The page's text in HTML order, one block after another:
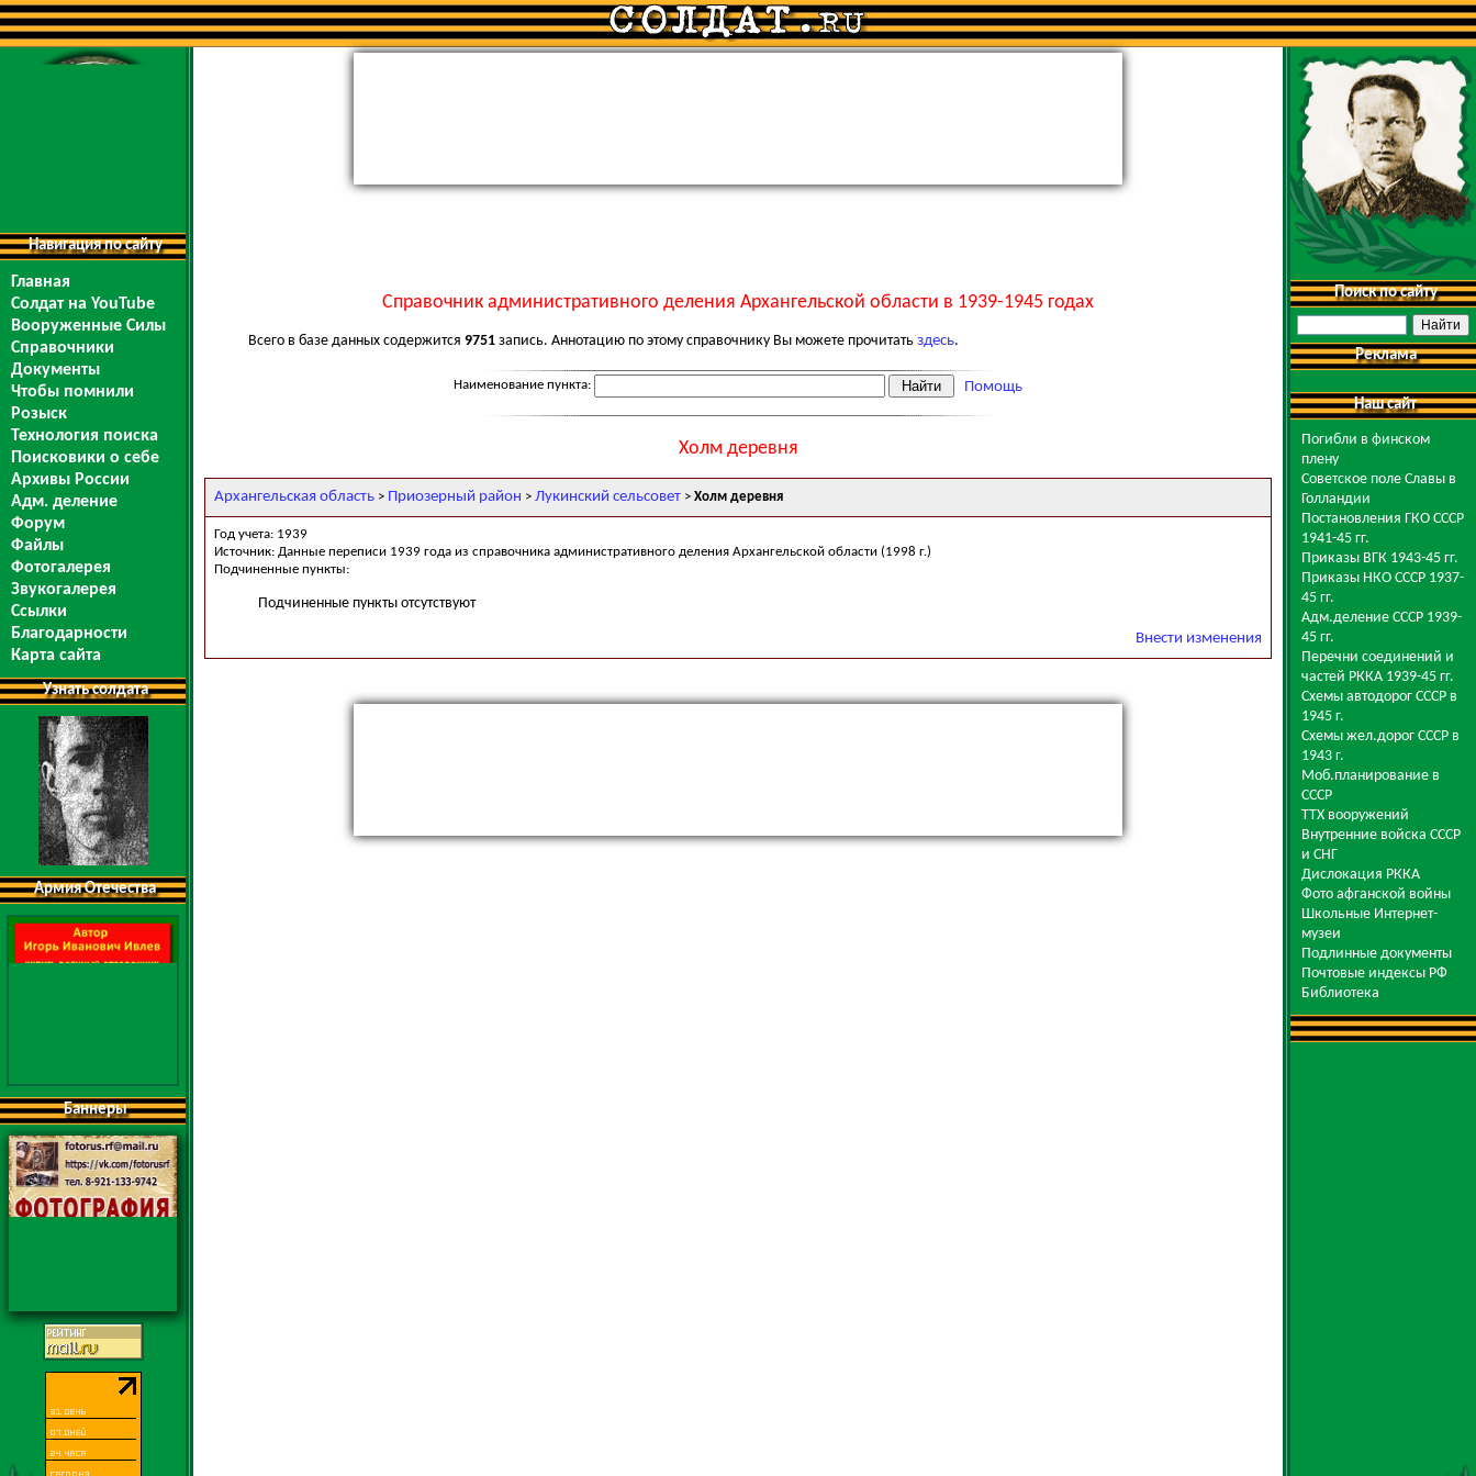
Навигация по сайту
Главная
Солдат на YouTube
Вооруженные Силы
Справочники
Документы
Чтобы помнили
Розыск
Технология поиска
Поисковики о себе
Архивы России
Адм. деление
Форум
Файлы
Фотогалерея
Звукогалерея
Ссылки
Благодарности
Карта сайта
Узнать солдата
Армия Отечества
Баннеры
Справочник административного деления Архангельской области в 1939-1945 годах
Всего в базе данных содержится 9751 запись. Аннотацию по этому справочнику Вы можете прочитать здесь.
Наименование пункта: Помощь
Холм деревня
Архангельская область > Приозерный район > Лукинский сельсовет > Холм деревня
Год учета: 1939
Источник: Данные переписи 1939 года из справочника административного деления Архангельской области (1998 г.)
Подчиненные пункты:
Подчиненные пункты отсутствуют
Внести изменения
Поиск по сайту
Реклама
Наш сайт
Погибли в финском
плену
Советское поле Славы в
Голландии
Постановления ГКО СССР
1941-45 гг.
Приказы ВГК 1943-45 гг.
Приказы НКО СССР 1937-
45 гг.
Адм.деление СССР 1939-
45 гг.
Перечни соединений и
частей РККА 1939-45 гг.
Схемы автодорог СССР в
1945 г.
Схемы жел.дорог СССР в
1943 г.
Моб.планирование в
СССР
ТТХ вооружений
Внутренние войска СССР
и СНГ
Дислокация РККА
Фото афганской войны
Школьные Интернет-
музеи
Подлинные документы
Почтовые индексы РФ
Библиотека